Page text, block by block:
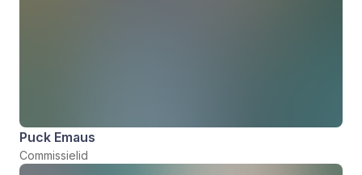
Puck Emaus
Commissielid